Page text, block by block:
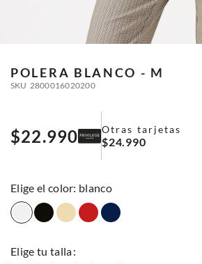
POLERA BLANCO - M
SKU 2800016020200
$22.990 Otras tarjetas
$24.990
: blanco